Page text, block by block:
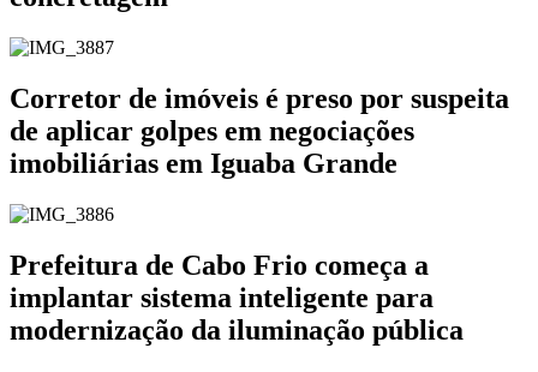
Corretor de imóveis é preso por suspeita
de aplicar golpes em negociações
imobiliárias em Iguaba Grande
Prefeitura de Cabo Frio começa a
implantar sistema inteligente para
modernização da iluminação pública